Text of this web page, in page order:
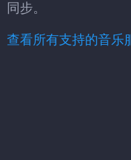
同步。
查看所有支持的音乐